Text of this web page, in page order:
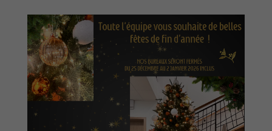
Nécessaires
Ces cookies
sont utiles au
bon
fonctionnement
de notre site
internet.